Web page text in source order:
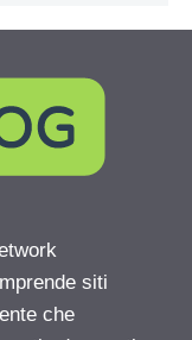
siti
che